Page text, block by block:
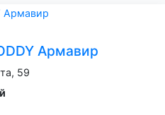
Армавир
59